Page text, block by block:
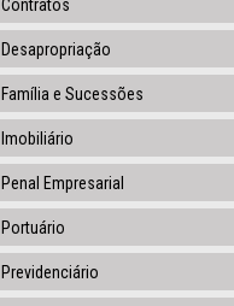
Contratos
Desapropriação
Família e Sucessões
Imobiliário
Penal Empresarial
Portuário
Previdenciário